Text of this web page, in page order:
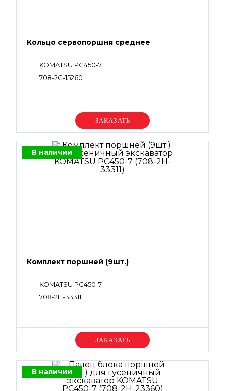
Кольцо сервопоршня среднее
KOMATSU PC450-7
708-2G-15260
Уточняйте цену
В наличии
Комплект поршней (9шт.)
KOMATSU PC450-7
708-2H-33311
Уточняйте цену
В наличии